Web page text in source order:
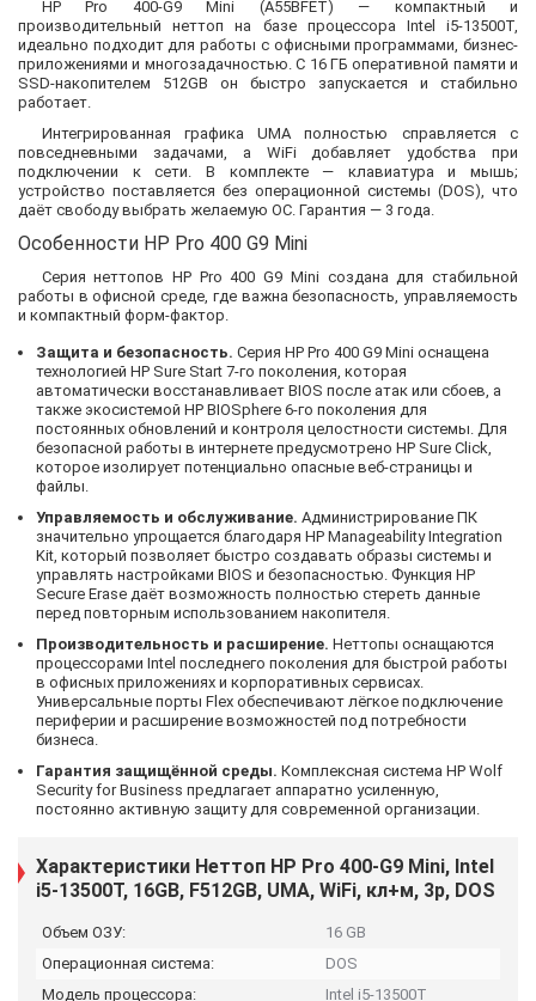
HP Pro 400-G9 Mini (A55BFET) — компактный и
производительный неттоп на базе процессора Intel i5-13500T,
идеально подходит для работы с офисными программами, бизнес-
приложениями и многозадачностью. С 16 ГБ оперативной памяти и
SSD-накопителем 512GB он быстро запускается и стабильно
работает.
Интегрированная графика UMA полностью справляется с
повседневными задачами, а WiFi добавляет удобства при
подключении к сети. В комплекте — клавиатура и мышь;
устройство поставляется без операционной системы (DOS), что
даёт свободу выбрать желаемую ОС. Гарантия — 3 года.
Особенности HP Pro 400 G9 Mini
Серия неттопов HP Pro 400 G9 Mini создана для стабильной
работы в офисной среде, где важна безопасность, управляемость
и компактный форм-фактор.
Защита и безопасность. Серия HP Pro 400 G9 Mini оснащена
технологией HP Sure Start 7-го поколения, которая
автоматически восстанавливает BIOS после атак или сбоев, а
также экосистемой HP BIOSphere 6-го поколения для
постоянных обновлений и контроля целостности системы. Для
безопасной работы в интернете предусмотрено HP Sure Click,
которое изолирует потенциально опасные веб-страницы и
файлы.
Управляемость и обслуживание. Администрирование ПК
значительно упрощается благодаря HP Manageability Integration
Kit, который позволяет быстро создавать образы системы и
управлять настройками BIOS и безопасностью. Функция HP
Secure Erase даёт возможность полностью стереть данные
перед повторным использованием накопителя.
Производительность и расширение. Нeттопы оснащаются
процессорами Intel последнего поколения для быстрой работы
в офисных приложениях и корпоративных сервисах.
Универсальные порты Flex обеспечивают лёгкое подключение
периферии и расширение возможностей под потребности
бизнеса.
Гарантия защищённой среды. Комплексная система HP Wolf
Security for Business предлагает аппаратно усиленную,
постоянно активную защиту для современной организации.
Характеристики Неттоп HP Pro 400-G9 Mini, Intel
i5-13500T, 16GB, F512GB, UMA, WiFi, кл+м, 3р, DOS
Объем ОЗУ:
16 GB
Операционная система:
DOS
Модель процессора:
Intel i5-13500T